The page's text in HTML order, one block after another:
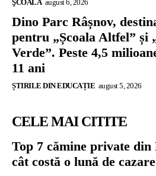
ŞCOALĂ august 6, 2026
Dino Parc Râșnov,
pentru „Școala Altfel” și
Verde”. Peste 4,5
11 ani
ȘTIRILE DIN EDUCAȚIE august 5, 2026
CELE MAI CITITE
Top 7 cămine private din
cât costă o lună de cazare